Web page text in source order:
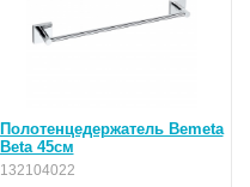
Полотенцедержатель Bemeta
Beta 45см
132104022